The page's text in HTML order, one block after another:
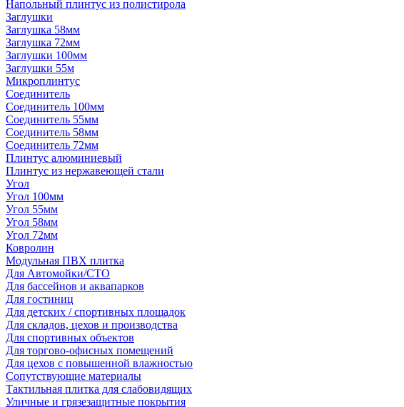
Напольный плинтус из полистирола
Заглушки
Заглушка 58мм
Заглушка 72мм
Заглушки 100мм
Заглушки 55м
Микроплинтус
Соединитель
Соединитель 100мм
Соединитель 55мм
Соединитель 58мм
Соединитель 72мм
Плинтус алюминиевый
Плинтус из нержавеющей стали
Угол
Угол 100мм
Угол 55мм
Угол 58мм
Угол 72мм
Ковролин
Модульная ПВХ плитка
Для Автомойки/СТО
Для бассейнов и аквапарков
Для гостиниц
Для детских / спортивных площадок
Для складов, цехов и производства
Для спортивных объектов
Для торгово-офисных помещений
Для цехов с повышенной влажностью
Сопутствующие материалы
Тактильная плитка для слабовидящих
Уличные и грязезащитные покрытия